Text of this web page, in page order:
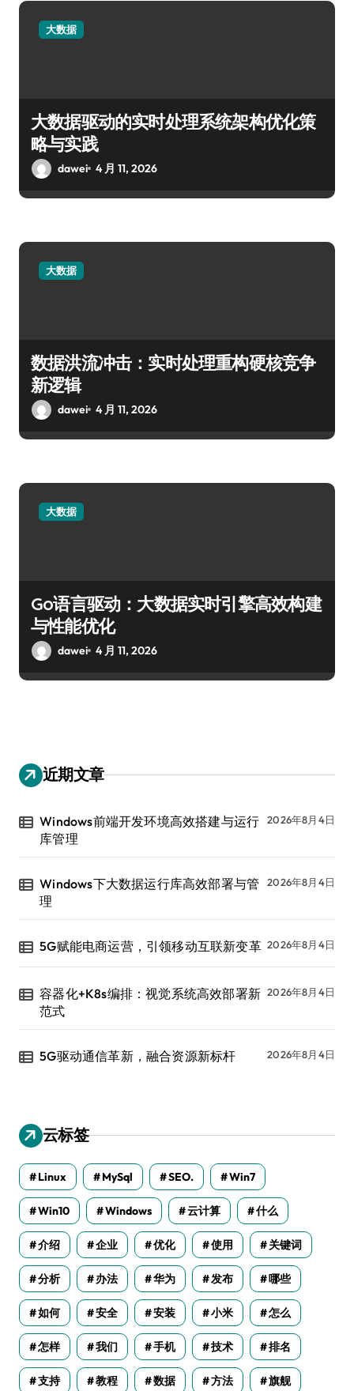
大数据
大数据驱动的实时处理系统架构优化策
略与实践
dawei 4 月 11, 2026
大数据
数据洪流冲击：实时处理重构硬核竞争
新逻辑
dawei 4 月 11, 2026
大数据
Go语言驱动：大数据实时引擎高效构建
与性能优化
dawei 4 月 11, 2026
近期文章
Windows前端开发环境高效搭建与运行
库管理
2026年8月4日
Windows下大数据运行库高效部署与管
理
2026年8月4日
5G赋能电商运营，引领移动互联新变革 2026年8月4日
容器化+K8s编排：视觉系统高效部署新
范式
2026年8月4日
5G驱动通信革新，融合资源新标杆 2026年8月4日
云标签
Linux MySql SEO. Win7
Win10 Windows 云计算 什么
介绍 企业 优化 使用 关键词
分析 办法 华为 发布 哪些
如何 安全 安装 小米 怎么
怎样 我们 手机 技术 排名
支持 教程 数据 方法 旗舰